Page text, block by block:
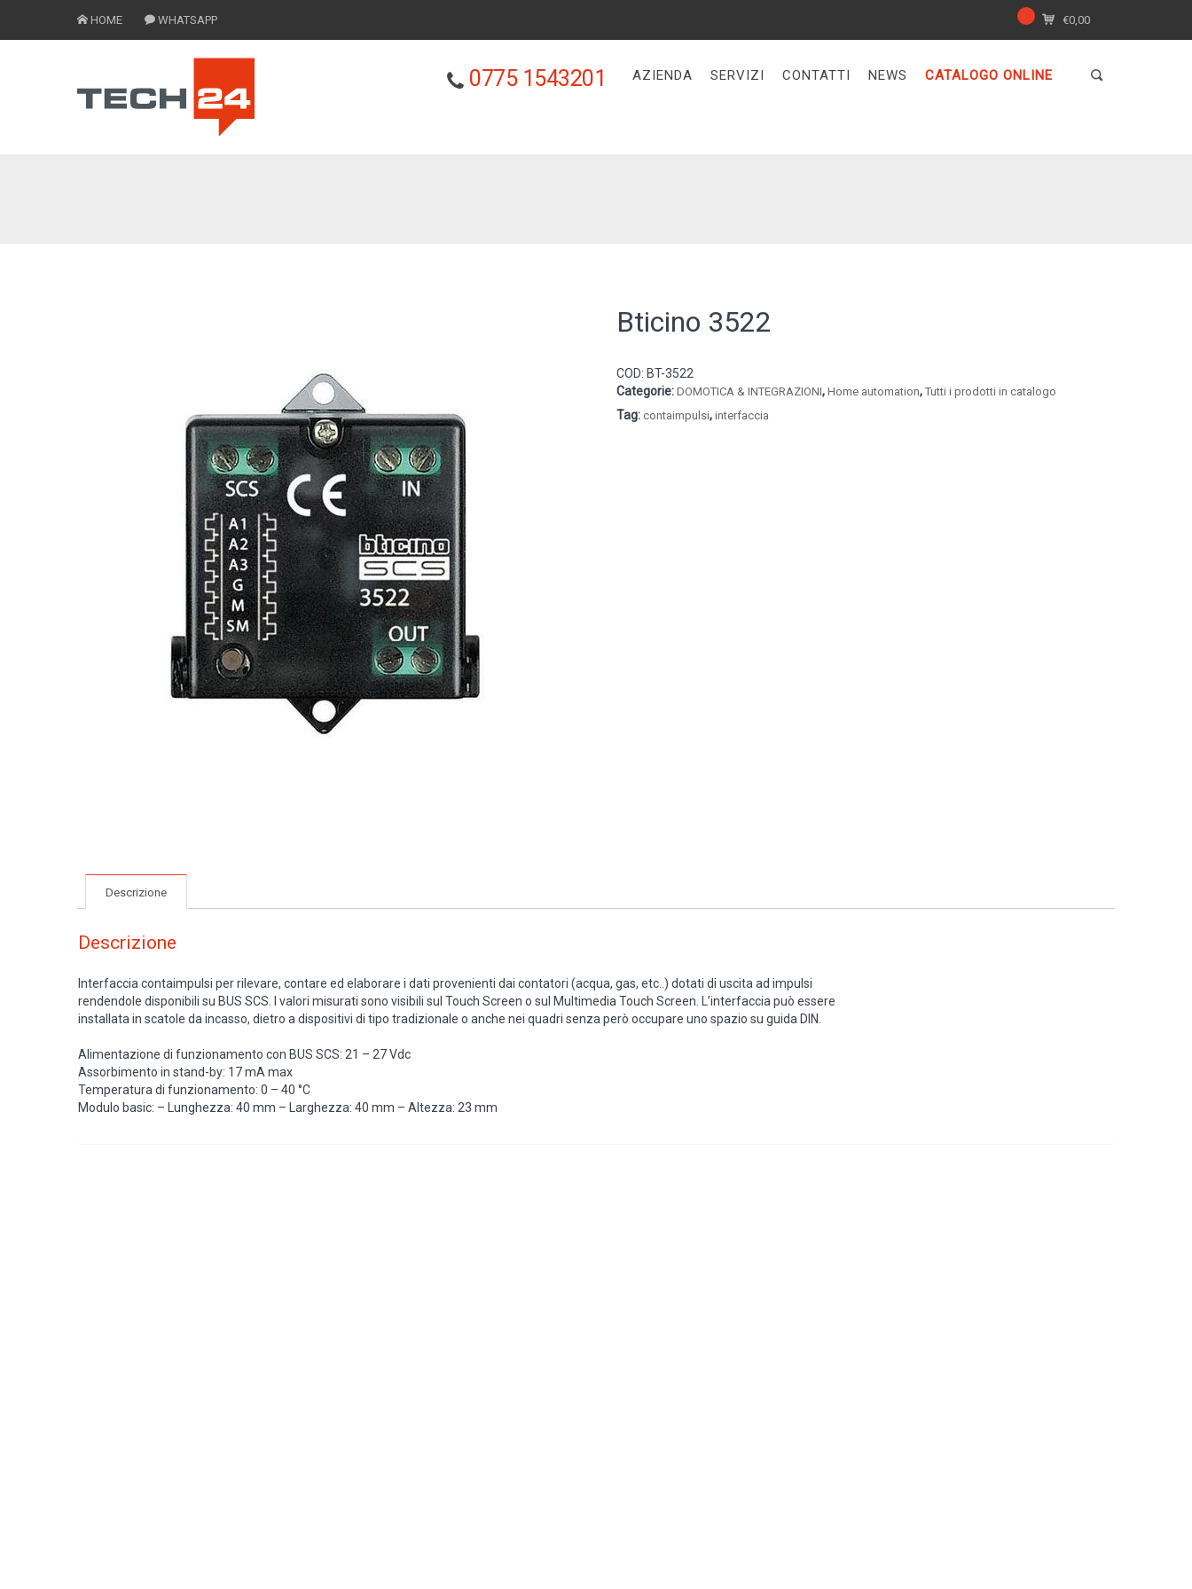
HOME WHATSAPP €0,00
0775 1543201 AZIENDA SERVIZI CONTATTI NEWS CATALOGO ONLINE
Bticino 3522
COD: BT-3522
Categorie:DOMOTICA & INTEGRAZIONI,Home automation,Tutti i prodotti in catalogo
Tag:contaimpulsi,interfaccia
Descrizione
Descrizione
Interfaccia contaimpulsi per rilevare, contare ed elaborare i dati provenienti dai contatori (acqua, gas, etc..) dotati di uscita ad impulsi
rendendole disponibili su BUS SCS. I valori misurati sono visibili sul Touch Screen o sul Multimedia Touch Screen. L’interfaccia può essere
installata in scatole da incasso, dietro a dispositivi di tipo tradizionale o anche nei quadri senza però occupare uno spazio su guida DIN.
Alimentazione di funzionamento con BUS SCS: 21 – 27 Vdc
Assorbimento in stand-by: 17 mA max
Temperatura di funzionamento: 0 – 40 °C
Modulo basic: – Lunghezza: 40 mm – Larghezza: 40 mm – Altezza: 23 mm